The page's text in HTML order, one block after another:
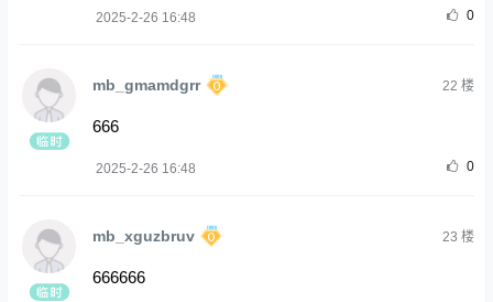
2025-2-26 16:48 0
mb_gmamdgrr 22 楼
666
2025-2-26 16:48 0
mb_xguzbruv 23 楼
666666